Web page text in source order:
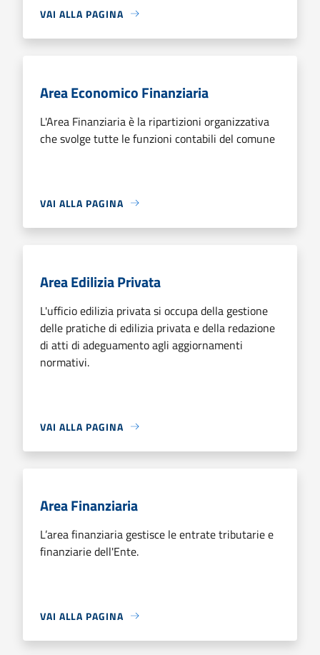
VAI ALLA PAGINA
Area Economico Finanziaria
L'Area Finanziaria è la ripartizioni organizzativa
che svolge tutte le funzioni contabili del comune
VAI ALLA PAGINA
Area Edilizia Privata
L'ufficio edilizia privata si occupa della gestione
delle pratiche di edilizia privata e della redazione
di atti di adeguamento agli aggiornamenti
normativi.
VAI ALLA PAGINA
Area Finanziaria
L’area finanziaria gestisce le entrate tributarie e
finanziarie dell'Ente.
VAI ALLA PAGINA